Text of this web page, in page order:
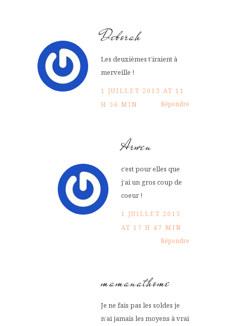
Deborah
Les deuxièmes t’iraient à
merveille !
1 JUILLET 2013 AT 11
H 56 MIN
Répondre
Arwen
c’est pour elles que
j’ai un gros coup de
coeur !
1 JUILLET 2013
AT 17 H 47 MIN
Répondre
mamanathome
Je ne fais pas les soldes je
n’ai jamais les moyens à vrai